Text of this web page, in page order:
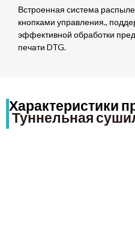
Встроенная система
кнопками управления.,
эффективной обработки
печати DTG.
Характеристики
Туннельная